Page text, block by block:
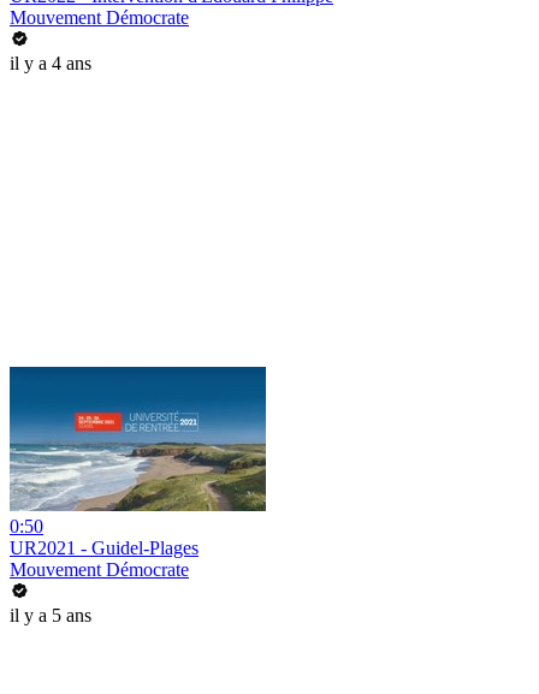
Mouvement Démocrate
il y a 4 ans
0:50
UR2021 - Guidel-Plages
Mouvement Démocrate
il y a 5 ans